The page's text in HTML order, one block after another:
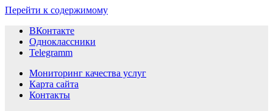
Перейти к содержимому
ВКонтакте
Одноклассники
Telegramm
Мониторинг качества услуг
Карта сайта
Контакты